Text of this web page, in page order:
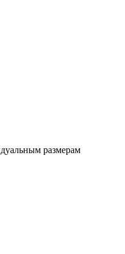
размерам